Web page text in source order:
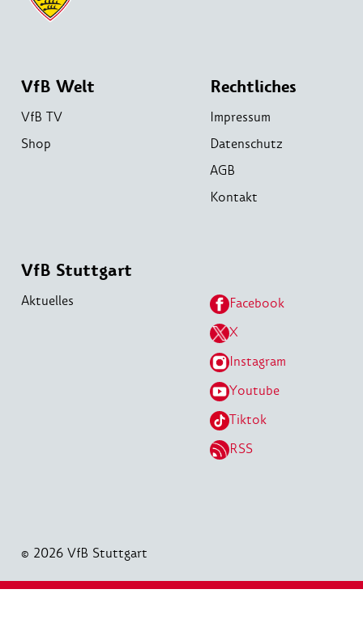
VfB Welt
VfB TV
Shop
Rechtliches
Impressum
Datenschutz
AGB
Kontakt
VfB Stuttgart
Aktuelles
Facebook
X
Instagram
Youtube
Tiktok
RSS
© 2026 VfB Stuttgart